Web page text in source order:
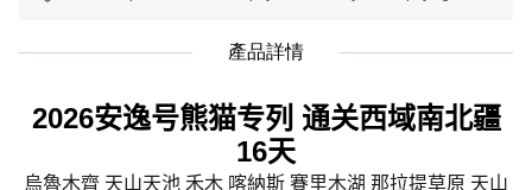
產品詳情
2026安逸号熊猫专列 通关西域南北疆
16天
烏魯木齊 天山天池 禾木 喀納斯 賽里木湖 那拉提草原 天山